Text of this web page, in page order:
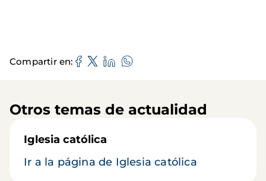
Compartir en
Otros temas de actualidad
Iglesia católica
Ir a la página de Iglesia católica